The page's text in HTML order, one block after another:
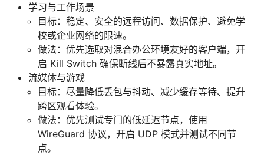
学习与工作场景
目标：稳定、安全的远程访问、数据保护、避免学
校或企业网络的限速。
做法：优先选取对混合办公环境友好的客户端，开
启 Kill Switch 确保断线后不暴露真实地址。
流媒体与游戏
目标：尽量降低丢包与抖动、减少缓存等待、提升
跨区观看体验。
做法：优先测试专门的低延迟节点，使用
WireGuard 协议，开启 UDP 模式并测试不同节
点。